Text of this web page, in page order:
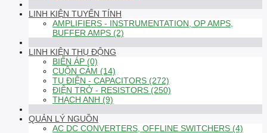
LINH KIỆN TUYẾN TÍNH
AMPLIFIERS - INSTRUMENTATION, OP AMPS,
BUFFER AMPS (2)
LINH KIỆN THỤ ĐỘNG
BIẾN ÁP (0)
CUỘN CẢM (14)
TỤ ĐIỆN - CAPACITORS (272)
ĐIỆN TRỞ - RESISTORS (250)
THẠCH ANH (9)
QUẢN LÝ NGUỒN
AC DC CONVERTERS, OFFLINE SWITCHERS (4)